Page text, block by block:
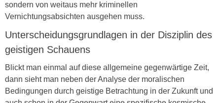
sondern von weitaus mehr kriminellen
Vernichtungsabsichten ausgehen muss.
Unterscheidungsgrundlagen in der Disziplin des
geistigen Schauens
Blickt man einmal auf diese allgemeine gegenwärtige Zeit,
dann sieht man neben der Analyse der moralischen
Bedingungen durch geistige Betrachtung in der Zukunft und